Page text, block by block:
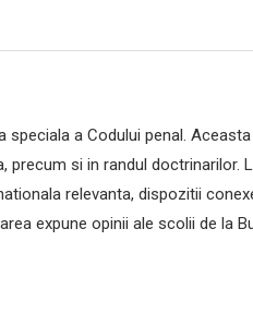
a Codului penal.
si in randul doctrinarilor.
relevanta, dispozitii
expune opinii ale scolii de la